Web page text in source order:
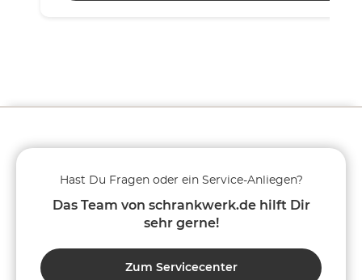
Hast Du Fragen oder ein Service-Anliegen?
Das Team von schrankwerk.de hilft Dir
sehr gerne!
Zum Servicecenter